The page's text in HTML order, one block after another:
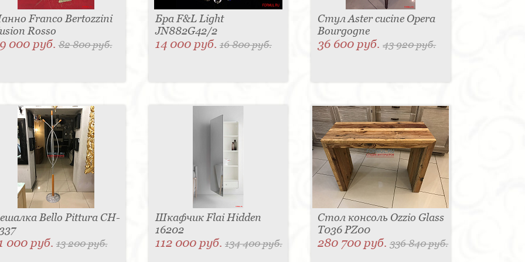
Franco Bertozzini
Rosso
000 руб.82 800 руб.
Бра F&L Light
JN882G42/2
14 000 руб. 16 800 руб.
Стул Aster cucine Opera
Bourgogne
36 600 руб.43 920 руб.
Bello Pittura CH-
000 руб.13 200 руб.
Шкафчик Flai Hidden
16202
112 000 руб. 134 400 руб.
Стол консоль Ozzio Glass
T036 PZ00
280 700 руб.336 840 руб.